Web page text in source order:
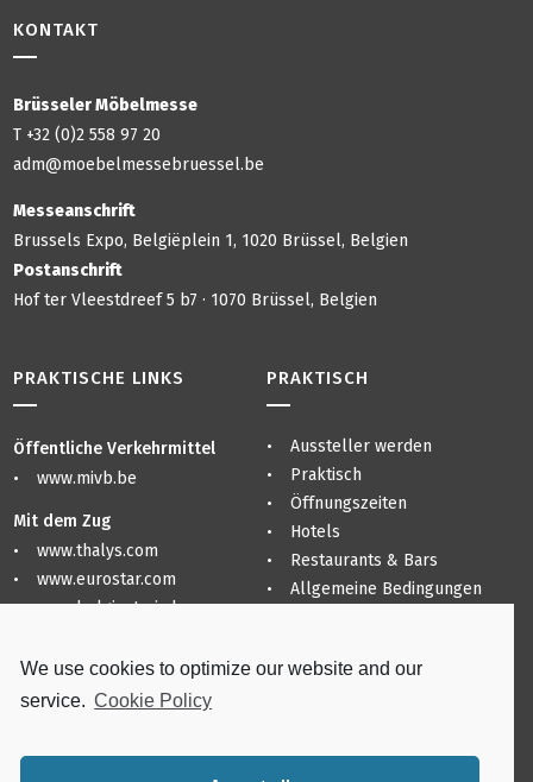
KONTAKT
Brüsseler Möbelmesse
T +32 (0)2 558 97 20
adm@moebelmessebruessel.be
Messeanschrift
Brussels Expo, Belgiëplein 1, 1020 Brüssel, Belgien
Postanschrift
Hof ter Vleestdreef 5 b7 · 1070 Brüssel, Belgien
PRAKTISCHE LINKS
Öffentliche Verkehrmittel
www.mivb.be
Mit dem Zug
www.thalys.com
www.eurostar.com
www.belgiantrain.be
www.brusselsairport.be
www.charleroi-airport.com
PRAKTISCH
Aussteller werden
Praktisch
Öffnungszeiten
Hotels
Restaurants & Bars
Allgemeine Bedingungen
Praktisch
We use cookies to optimize our website and our
service. Cookie Policy